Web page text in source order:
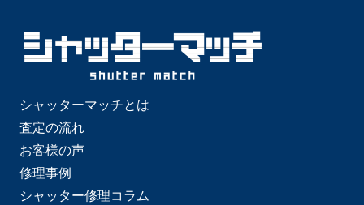
シャッターマッチとは
査定の流れ
お客様の声
修理事例
シャッター修理コラム